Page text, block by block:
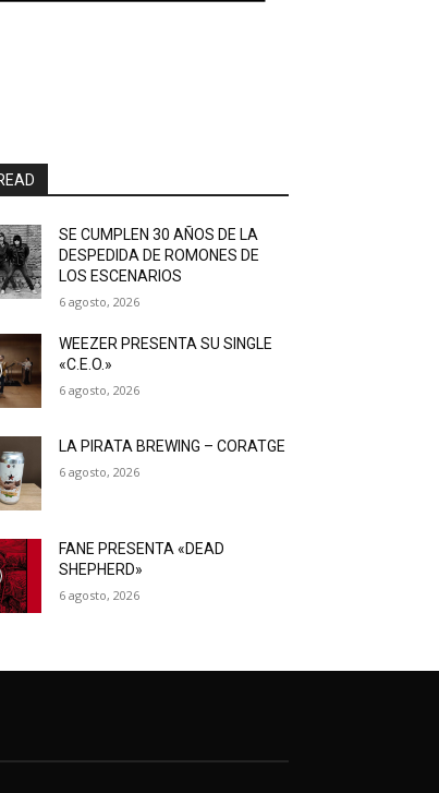
SE CUMPLEN 30 AÑOS DE LA
DESPEDIDA DE ROMONES DE
LOS ESCENARIOS
6 agosto, 2026
WEEZER PRESENTA SU SINGLE
«C.E.O.»
6 agosto, 2026
LA PIRATA BREWING – CORATGE
6 agosto, 2026
FANE PRESENTA «DEAD
SHEPHERD»
6 agosto, 2026